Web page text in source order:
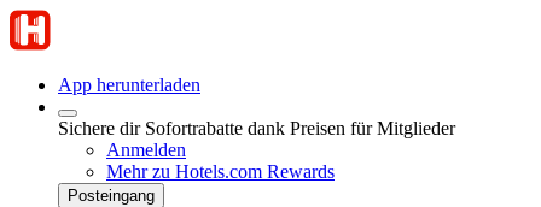
App herunterladen
Sichere dir Sofortrabatte dank Preisen für Mitglieder
Anmelden
Mehr zu Hotels.com Rewards
Posteingang